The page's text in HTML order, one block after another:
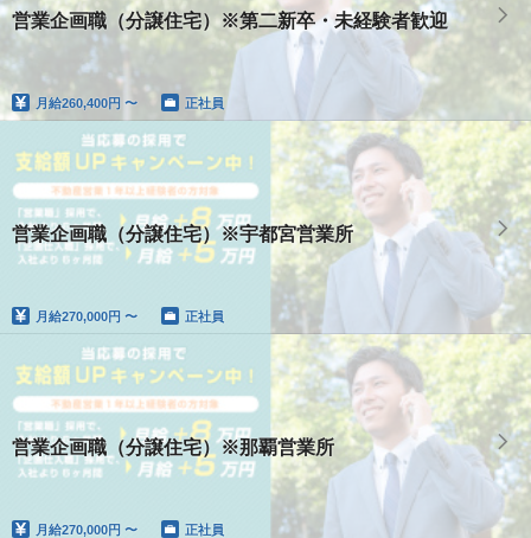
営業企画職（分譲住宅）※第二新卒・未経験者歓迎
月給260,400円 〜 正社員
営業企画職（分譲住宅）※宇都宮営業所
月給270,000円 〜 正社員
営業企画職（分譲住宅）※那覇営業所
月給270,000円 〜 正社員